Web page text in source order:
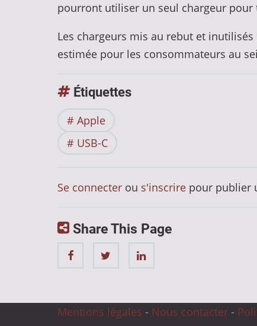
pourront utiliser un seul chargeur
Les chargeurs mis au rebut et
estimée pour les consommateurs au
Étiquettes
Apple
USB-C
Se connecter ou s'inscrire pour publier
Share This Page
Mentions légales - Nous contacter -